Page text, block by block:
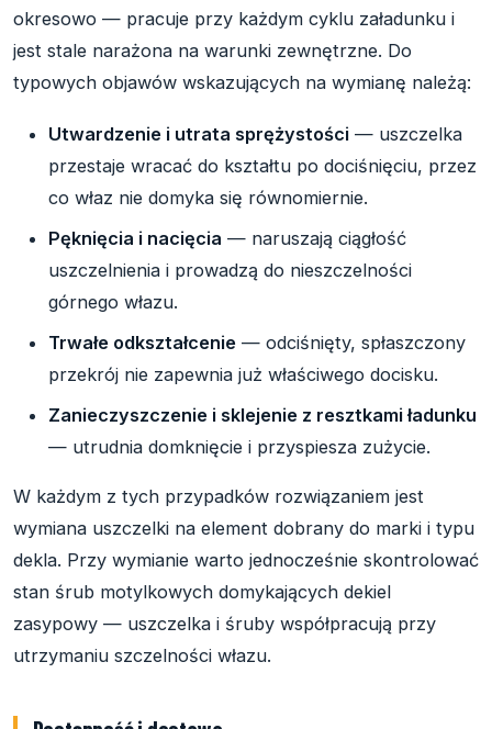
okresowo — pracuje przy każdym cyklu załadunku i
jest stale narażona na warunki zewnętrzne. Do
typowych objawów wskazujących na wymianę należą:
Utwardzenie i utrata sprężystości — uszczelka
przestaje wracać do kształtu po dociśnięciu, przez
co właz nie domyka się równomiernie.
Pęknięcia i nacięcia — naruszają ciągłość
uszczelnienia i prowadzą do nieszczelności
górnego włazu.
Trwałe odkształcenie — odciśnięty, spłaszczony
przekrój nie zapewnia już właściwego docisku.
Zanieczyszczenie i sklejenie z resztkami ładunku
— utrudnia domknięcie i przyspiesza zużycie.
W każdym z tych przypadków rozwiązaniem jest
wymiana uszczelki na element dobrany do marki i typu
dekla. Przy wymianie warto jednocześnie skontrolować
stan śrub motylkowych domykających dekiel
zasypowy — uszczelka i śruby współpracują przy
utrzymaniu szczelności włazu.